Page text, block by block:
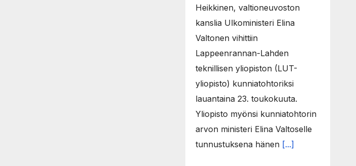
Heikkinen, valtioneuvoston
kanslia Ulkoministeri Elina
Valtonen vihittiin
Lappeenrannan-Lahden
teknillisen yliopiston (LUT-
yliopisto) kunniatohtoriksi
lauantaina 23. toukokuuta.
Yliopisto myönsi kunniatohtorin
arvon ministeri Elina Valtoselle
tunnustuksena hänen [...]